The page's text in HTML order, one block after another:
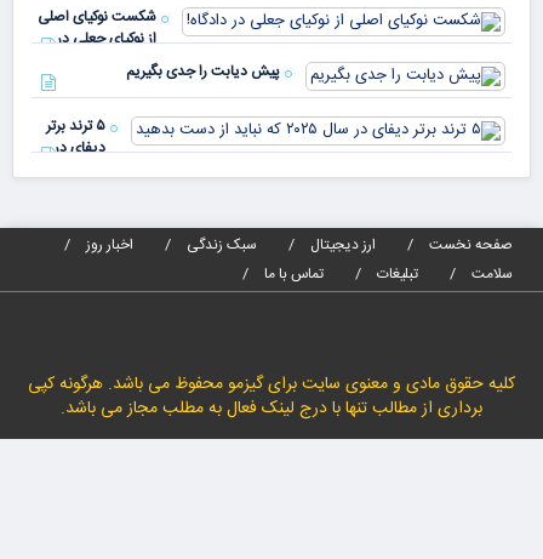
شکست نوکیای اصلی
از نوکیای جعلی در
دادگاه!
پیش دیابت را جدی بگیریم
۵ ترند برتر
دیفای در
صفحه نخست
ارز دیجیتال سبک زندگی
اخبار روز
سلامت
تبلیغات تماس با ما
کلیه حقوق مادی و معنوی سایت برای گیزمو محفوظ می باشد. هرگونه کپی
برداری از مطالب تنها با درج لینک فعال به مطلب مجاز می باشد.